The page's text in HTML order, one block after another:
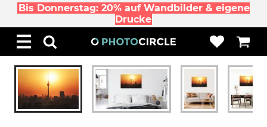
Bis Donnerstag: 20% auf Wandbilder & eigene
Drucke